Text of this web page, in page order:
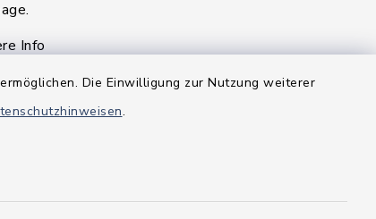
Die Einwilligung zur Nutzung weiterer
.
Info